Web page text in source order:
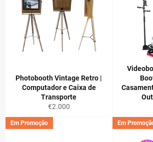
Photobooth Vintage Retro |
Computador e Caixa de
Transporte
Preço
normal
€2.000
Em Promoção Em